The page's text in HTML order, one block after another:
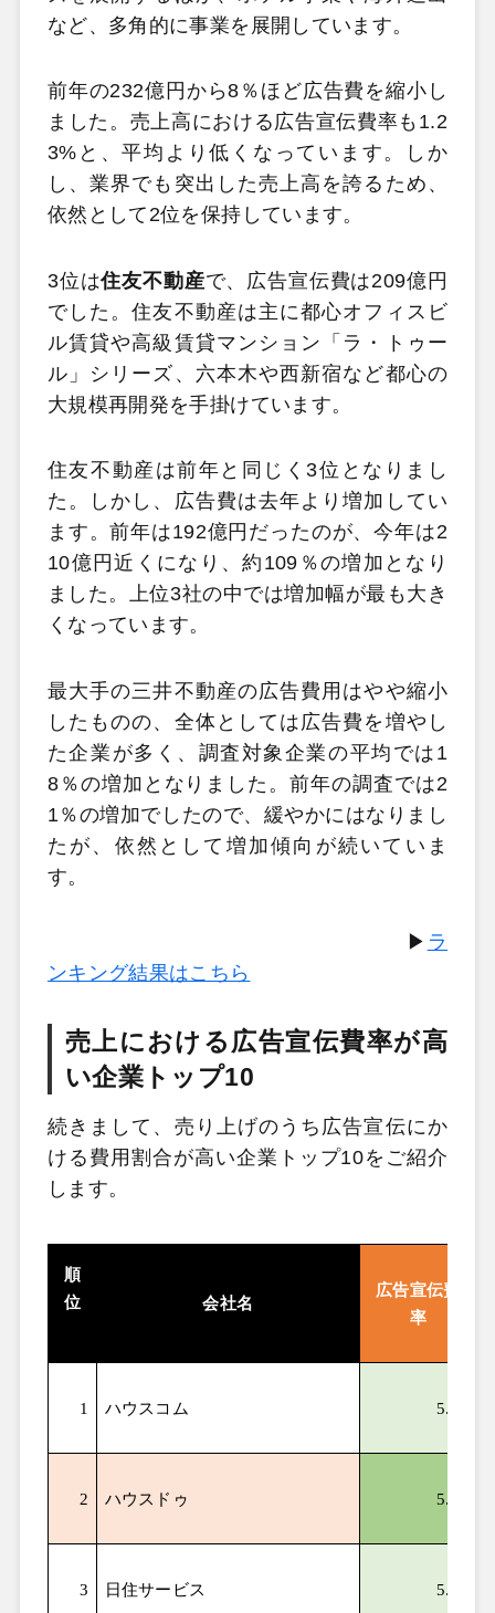
など、多角的に事業を展開しています。
前年の232億円から8％ほど広告費を縮小し
ました。売上高における広告宣伝費率も1.2
3%と、平均より低くなっています。しか
し、業界でも突出した売上高を誇るため、
依然として2位を保持しています。
3位は住友不動産で、広告宣伝費は209億円
でした。住友不動産は主に都心オフィスビ
ル賃貸や高級賃貸マンション「ラ・トゥー
ル」シリーズ、六本木や西新宿など都心の
大規模再開発を手掛けています。
住友不動産は前年と同じく3位となりまし
た。しかし、広告費は去年より増加してい
ます。前年は192億円だったのが、今年は2
10億円近くになり、約109％の増加となり
ました。上位3社の中では増加幅が最も大き
くなっています。
最大手の三井不動産の広告費用はやや縮小
したものの、全体としては広告費を増やし
た企業が多く、調査対象企業の平均では1
8％の増加となりました。前年の調査では2
1％の増加でしたので、緩やかにはなりまし
たが、依然として増加傾向が続いていま
す。
▶ ラ
ンキング結果はこちら
売上における広告宣伝費率が高
い企業トップ10
続きまして、売り上げのうち広告宣伝にか
ける費用割合が高い企業トップ10をご紹介
します。
順
位
会社名
広告宣伝費
率
1 ハウスコム 5.83
2 ハウスドゥ 5.83
3 日住サービス 5.50